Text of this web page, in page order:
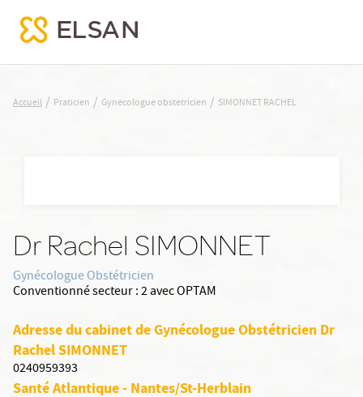
SIMONNET RACHEL
Accueil / Praticien / Gynecologue obstetricien / SIMONNET RACHEL
Dr Rachel SIMONNET
Gynécologue Obstétricien
Conventionné secteur :2 avec OPTAM
Adresse du cabinet de Gynécologue Obstétricien Dr
Rachel SIMONNET
0240959393
Santé Atlantique - Nantes/St-Herblain